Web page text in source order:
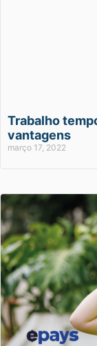
Trabalho
vantagens
março 17, 2022